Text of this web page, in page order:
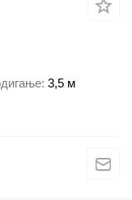
3,5 м